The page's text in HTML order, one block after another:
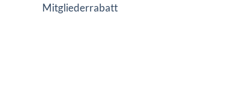
Mitgliederrabatt